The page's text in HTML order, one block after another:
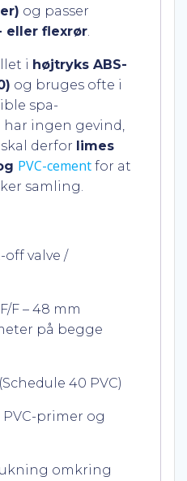
og passer
eller flexrør
i højtryks ABS-
og bruges ofte i
spa-
ingen gevind,
derfor limes
PVC-cement for at
samling.
off valve /
F – 48 mm
på begge
40 PVC)
primer og
omkring